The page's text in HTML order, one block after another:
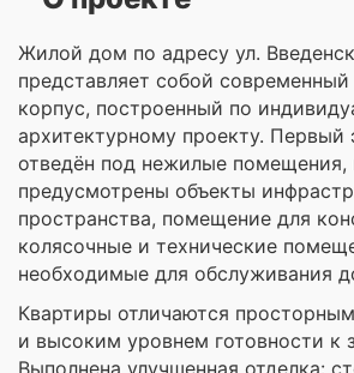
Жилой дом по адресу ул.
представляет собой
корпус, построенный по
архитектурному проекту. Первый
отведён под нежилые помещения,
предусмотрены объекты
пространства, помещение для
колясочные и технические
необходимые для обслуживания
Квартиры отличаются
и высоким уровнем готовности к
Выполнена улучшенная отделка: